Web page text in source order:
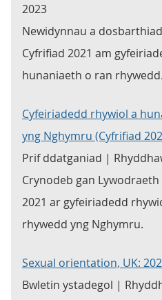
2023
Newidynnau a
Cyfrifiad 2021 am
hunaniaeth o ran rhywedd.
Cyfeiriadedd rhywiol a
yng Nghymru (Cyfrifiad
Prif ddatganiad |
Crynodeb gan
2021 ar gyfeiriadedd
rhywedd yng Nghymru.
Sexual orientation, UK:
Bwletin ystadegol |